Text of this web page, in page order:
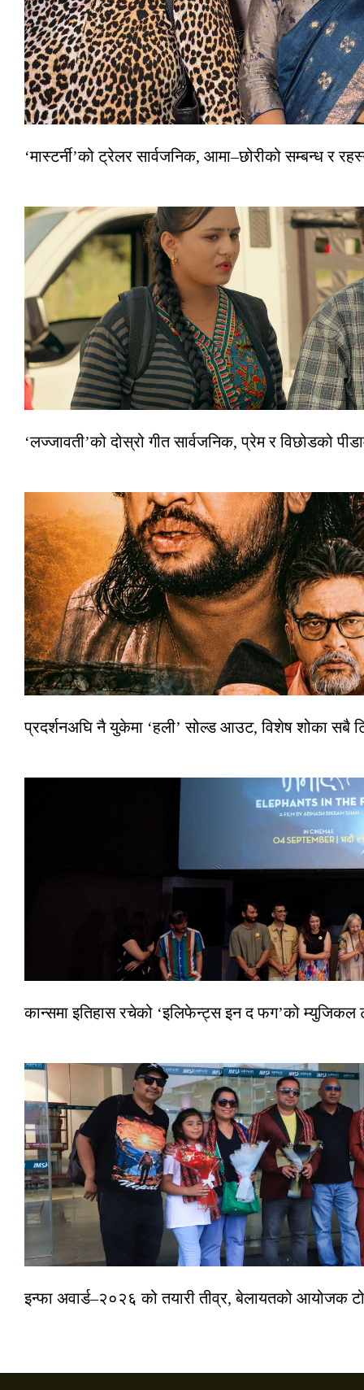
‘मास्टर्नी’को ट्रेलर सार्वजनिक, आमा–छोरीको सम्बन्ध र
‘लज्जावती’को दोस्रो गीत सार्वजनिक, प्रेम र विछोडको
प्रदर्शनअघि नै युकेमा ‘हली’ सोल्ड आउट, विशेष शोका सबै
कान्समा इतिहास रचेको ‘इलिफेन्ट्स इन द फग’को म्युजिकल
इन्फा अवार्ड–२०२६ को तयारी तीव्र, बेलायतको आयोजक